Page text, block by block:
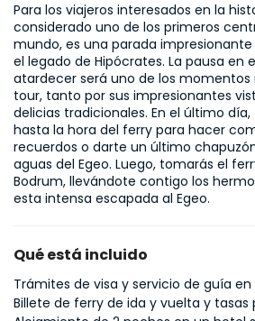
Para los viajeros interesados en la
considerado uno de los primeros
mundo, es una parada
el legado de Hipócrates. La pausa en
atardecer será uno de los
tour, tanto por sus impresionantes
delicias tradicionales. En el último
hasta la hora del ferry para hacer
recuerdos o darte un último
aguas del Egeo. Luego, tomarás el
Bodrum, llevándote contigo los
esta intensa escapada al Egeo.
Qué está incluido
Trámites de visa y servicio de guía
Billete de ferry de ida y vuelta y tasas